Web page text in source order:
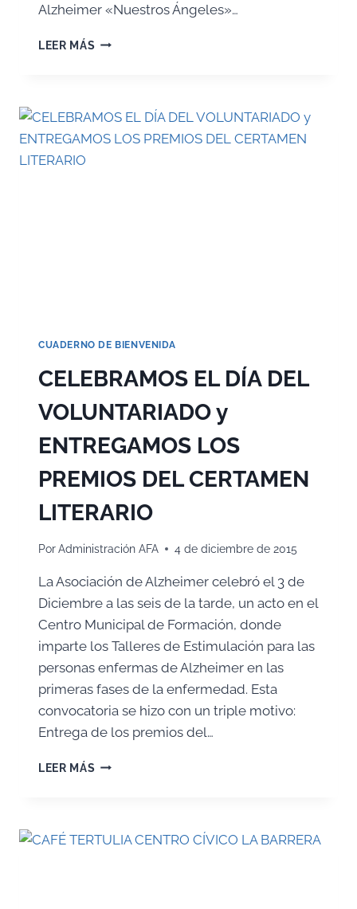
Alzheimer «Nuestros Ángeles»…
LEER MÁS PREMIO
CUADERNO DE BIENVENIDA
CELEBRAMOS EL DÍA DEL
VOLUNTARIADO y
ENTREGAMOS LOS
PREMIOS DEL CERTAMEN
LITERARIO
PorAdministración AFA 4 de diciembre de 2015
La Asociación de Alzheimer celebró el 3 de
Diciembre a las seis de la tarde, un acto en el
Centro Municipal de Formación, donde
imparte los Talleres de Estimulación para las
personas enfermas de Alzheimer en las
primeras fases de la enfermedad. Esta
convocatoria se hizo con un triple motivo:
Entrega de los premios del…
LEER MÁS CELEBRAMOS
Y